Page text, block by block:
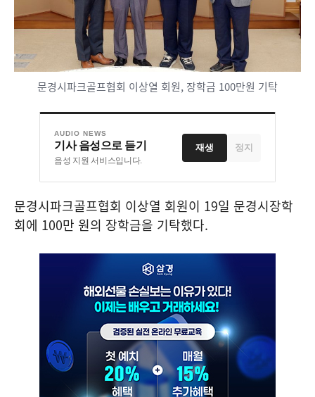
문경시파크골프협회 이상열 회원, 장학금 100만원 기탁
AUDIO NEWS
기사 음성으로 듣기
음성 지원 서비스입니다.
재생 정지
문경시파크골프협회 이상열 회원이 19일 문경시장학
회에 100만 원의 장학금을 기탁했다.